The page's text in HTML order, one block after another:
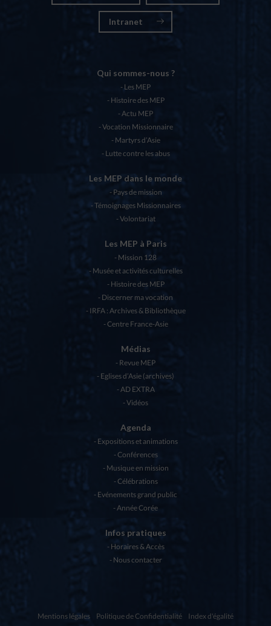
Intranet
Qui sommes-nous ?
Les MEP
Histoire des MEP
Actu MEP
Vocation Missionnaire
Martyrs d’Asie
Lutte contre les abus
Les MEP dans le monde
Pays de mission
Témoignages Missionnaires
Volontariat
Les MEP à Paris
Mission 128
Musée et activités culturelles
Histoire des MEP
Discerner ma vocation
IRFA : Archives & Bibliothèque
Centre France-Asie
Médias
Revue MEP
Eglises d’Asie (archives)
AD EXTRA
Vidéos
Agenda
Expositions et animations
Conférences
Musique en mission
Célébrations
Evénements grand public
Année Corée
Infos pratiques
Horaires & Accès
Nous contacter
Mentions légales Politique de Confidentialité
Index d'égalité